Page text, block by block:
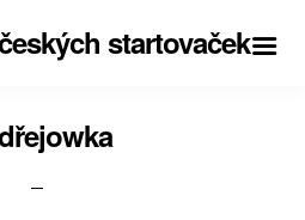
startovaček